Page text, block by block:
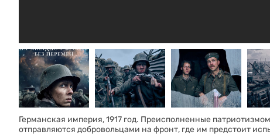
Германская империя, 1917 год. Преисполненные
отправляются добровольцами на фронт, где им предстоит